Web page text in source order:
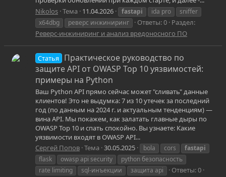
Nikolos Тема 11.04.2026 fastapi ida pro
sniffer
x64dbg
реверс инжиниринг Ответы: 0 Раздел:
Реверс-инжиниринг и анализ вредоносного ПО
Статья
Практическое руководство по
защите API от OWASP Top 10 уязвимостей:
примеры на Python
Ваш Python API прямо сейчас может "сливать" данные
клиентов! Это не выдумка: 7 из 10 утечек за последний
год (по данным на 2024 г. и актуальным тенденциям) —
вина API. Мы покажем, как залатать главные дыры по
OWASP Top 10 и спать спокойно. Вы узнаете: Какие
уязвимости входят в OWASP API...
Сергей Попов Тема 30.05.2025 bola cors
fastapi
flask
owasp api security
python безопасность
rate limiting
sql-инъекции защита api
Ответы: 0